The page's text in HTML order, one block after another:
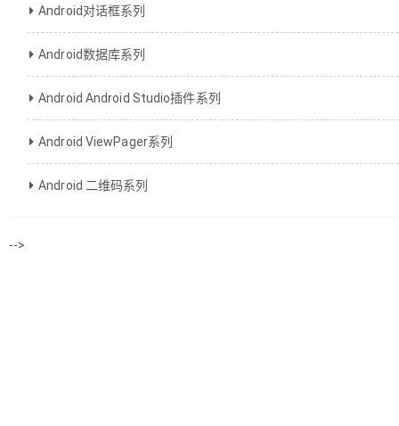
Android对话框系列
Android数据库系列
Android Android Studio插件系列
Android ViewPager系列
Android 二维码系列
-->